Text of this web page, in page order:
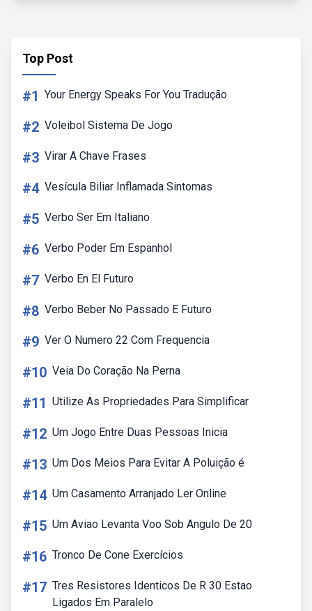
Top Post
#1 Your Energy Speaks For You Tradução
#2 Voleibol Sistema De Jogo
#3 Virar A Chave Frases
#4 Vesícula Biliar Inflamada Sintomas
#5 Verbo Ser Em Italiano
#6 Verbo Poder Em Espanhol
#7 Verbo En El Futuro
#8 Verbo Beber No Passado E Futuro
#9 Ver O Numero 22 Com Frequencia
#10 Veia Do Coração Na Perna
#11 Utilize As Propriedades Para Simplificar
#12 Um Jogo Entre Duas Pessoas Inicia
#13 Um Dos Meios Para Evitar A Poluição é
#14 Um Casamento Arranjado Ler Online
#15 Um Aviao Levanta Voo Sob Angulo De 20
#16 Tronco De Cone Exercícios
#17 Tres Resistores Identicos De R 30 Estao
Ligados Em Paralelo